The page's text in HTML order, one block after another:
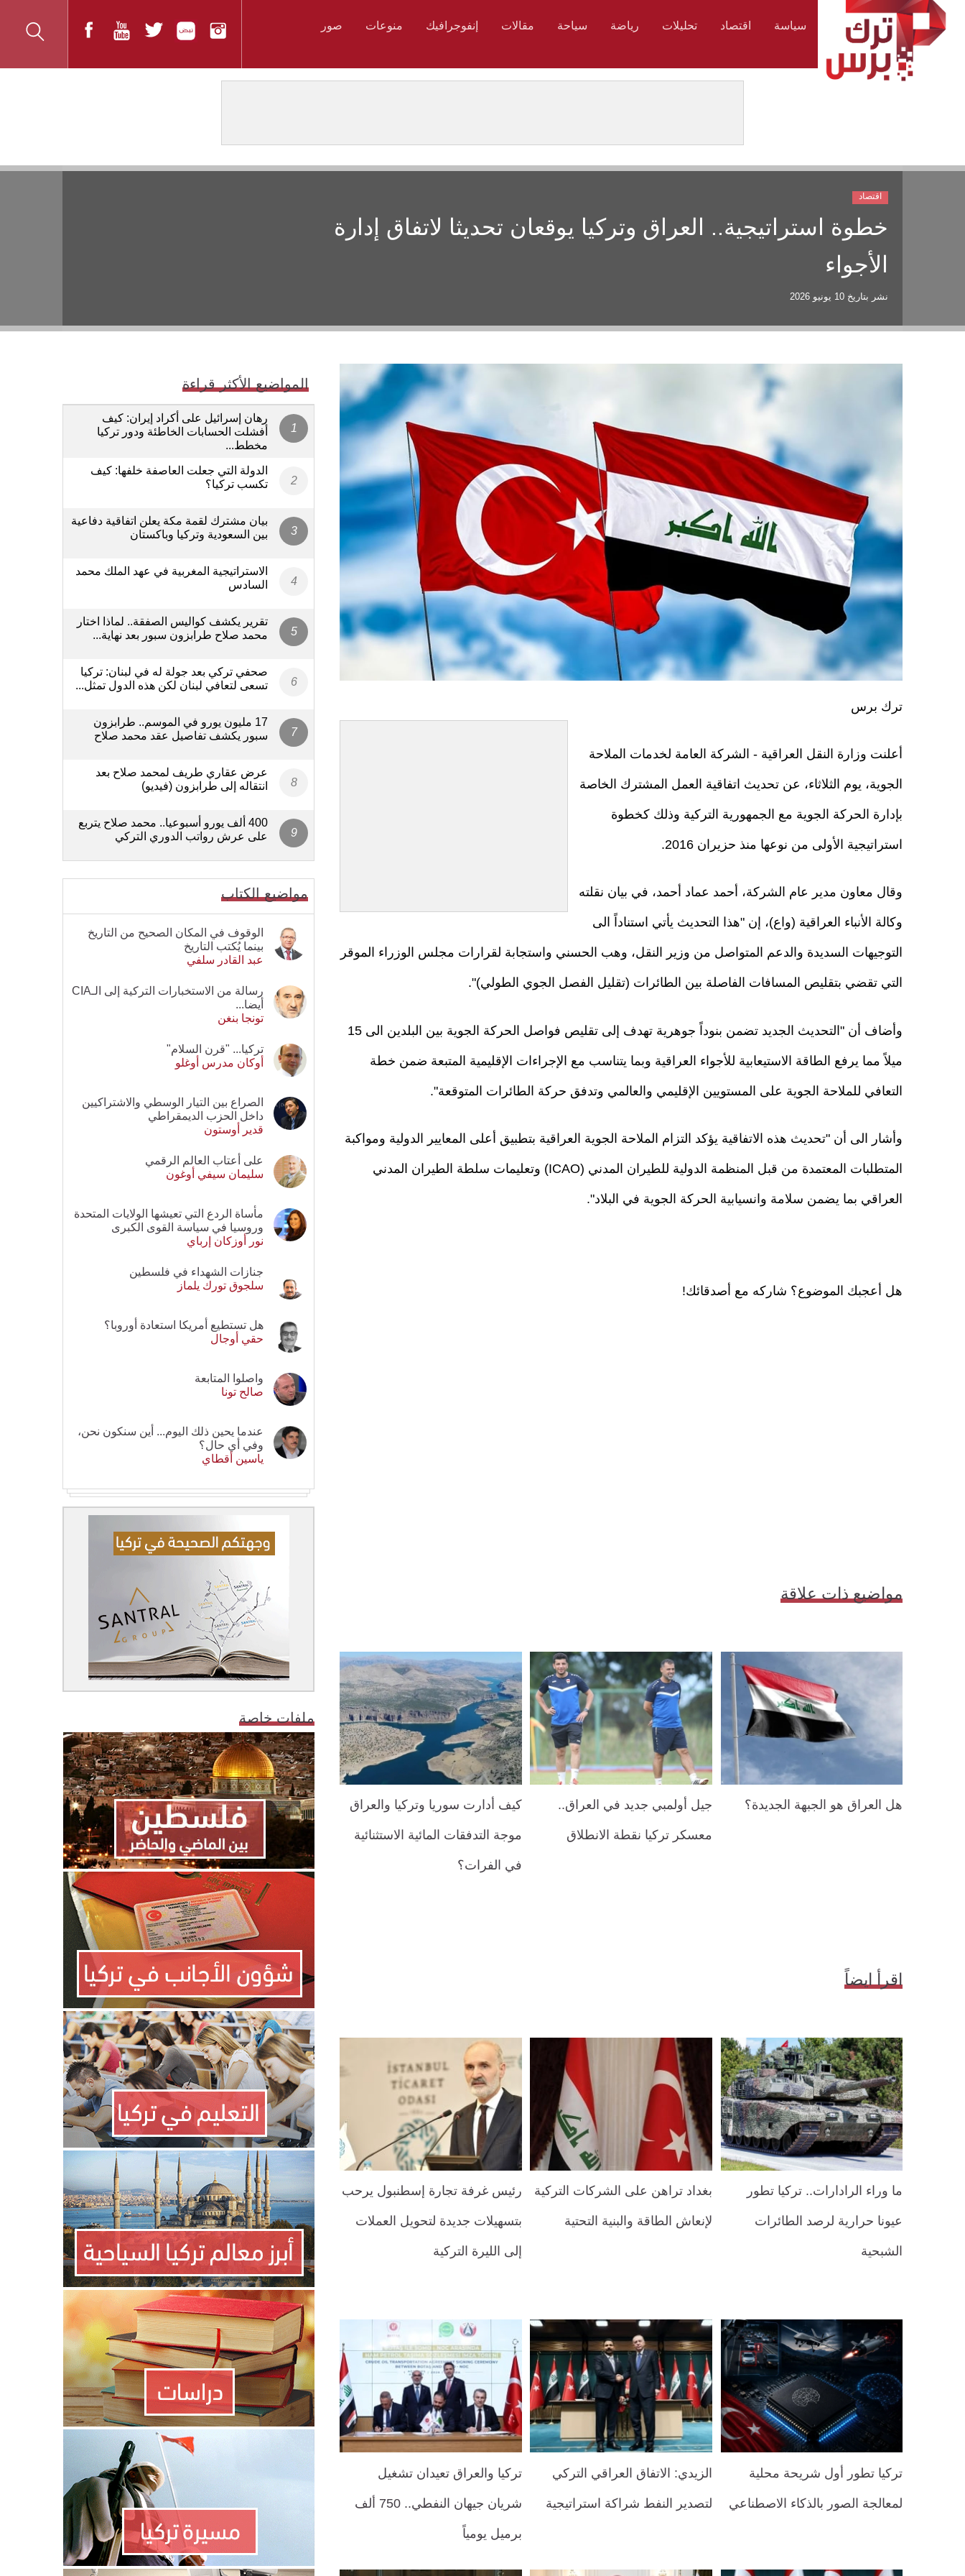
سياسة اقتصاد تحليلات رياضة سياحة مقالات إنفوجرافيك منوعات صور
خطوة استراتيجية.. العراق وتركيا يوقعان تحديثا لاتفاق إدارة
الأجواء
نشر بتاريخ 10 يونيو 2026
اقتصاد
ترك برس
أعلنت وزارة النقل العراقية - الشركة العامة لخدمات الملاحة
الجوية، يوم الثلاثاء، عن تحديث اتفاقية العمل المشترك الخاصة
بإدارة الحركة الجوية مع الجمهورية التركية وذلك كخطوة
استراتيجية الأولى من نوعها منذ حزيران 2016.
وقال معاون مدير عام الشركة، أحمد عماد أحمد، في بيان نقلته
وكالة الأنباء العراقية (واع)، إن "هذا التحديث يأتي استناداً الى
التوجيهات السديدة والدعم المتواصل من وزير النقل، وهب الحسني واستجابة لقرارات مجلس الوزراء الموقر
التي تقضي بتقليص المسافات الفاصلة بين الطائرات (تقليل الفصل الجوي الطولي)".
وأضاف أن "التحديث الجديد تضمن بنوداً جوهرية تهدف إلى تقليص فواصل الحركة الجوية بين البلدين الى 15
ميلاً مما يرفع الطاقة الاستيعابية للأجواء العراقية وبما يتناسب مع الإجراءات الإقليمية المتبعة ضمن خطة
التعافي للملاحة الجوية على المستويين الإقليمي والعالمي وتدفق حركة الطائرات المتوقعة".
وأشار الى أن "تحديث هذه الاتفاقية يؤكد التزام الملاحة الجوية العراقية بتطبيق أعلى المعايير الدولية ومواكبة
المتطلبات المعتمدة من قبل المنظمة الدولية للطيران المدني (ICAO) وتعليمات سلطة الطيران المدني
العراقي بما يضمن سلامة وانسيابية الحركة الجوية في البلاد".
هل أعجبك الموضوع؟ شاركه مع أصدقائك!
مواضيع ذات علاقة
هل العراق هو الجبهة الجديدة؟ جيل أولمبي جديد في العراق..
معسكر تركيا نقطة الانطلاق
كيف أدارت سوريا وتركيا والعراق
موجة التدفقات المائية الاستثنائية
في الفرات؟
اقرأ ايضاً
ما وراء الرادارات.. تركيا تطور
عيونا حرارية لرصد الطائرات
الشبحية
بغداد تراهن على الشركات التركية
لإنعاش الطاقة والبنية التحتية
رئيس غرفة تجارة إسطنبول يرحب
بتسهيلات جديدة لتحويل العملات
إلى الليرة التركية
تركيا تطور أول شريحة محلية
لمعالجة الصور بالذكاء الاصطناعي
الزيدي: الاتفاق العراقي التركي
لتصدير النفط شراكة استراتيجية
تركيا والعراق تعيدان تشغيل
شريان جيهان النفطي.. 750 ألف
برميل يومياً
المواضيع الأكثر قراءة
رهان إسرائيل على أكراد إيران: كيف
أفشلت الحسابات الخاطئة ودور تركيا
مخطط...
الدولة التي جعلت العاصفة خلفها: كيف
تكسب تركيا؟
بيان مشترك لقمة مكة يعلن اتفاقية دفاعية
بين السعودية وتركيا وباكستان
الاستراتيجية المغربية في عهد الملك محمد
السادس
تقرير يكشف كواليس الصفقة.. لماذا اختار
محمد صلاح طرابزون سبور بعد نهاية...
صحفي تركي بعد جولة له في لبنان: تركيا
تسعى لتعافي لبنان لكن هذه الدول تمثل...
17 مليون يورو في الموسم.. طرابزون
سبور يكشف تفاصيل عقد محمد صلاح
عرض عقاري طريف لمحمد صلاح بعد
انتقاله إلى طرابزون (فيديو)
400 ألف يورو أسبوعيا.. محمد صلاح يتربع
على عرش رواتب الدوري التركي
مواضيع الكتاب
الوقوف في المكان الصحيح من التاريخ
بينما يُكتب التاريخ
عبد القادر سلفي
رسالة من الاستخبارات التركية إلى الـCIA
أيضا...
تونجا بنغن
تركيا... "قرن السلام"
أوكان مدرس أوغلو
الصراع بين التيار الوسطي والاشتراكيين
داخل الحزب الديمقراطي
قدير أوستون
على أعتاب العالم الرقمي
سليمان سيفي أوغون
مأساة الردع التي تعيشها الولايات المتحدة
وروسيا في سياسة القوى الكبرى
نور أوزكان إرباي
جنازات الشهداء في فلسطين
سلجوق تورك يلماز
هل تستطيع أمريكا استعادة أوروبا؟
حقي أوجال
واصلوا المتابعة
صالح تونا
عندما يحين ذلك اليوم... أين سنكون نحن،
وفي أي حال؟
ياسين أقطاي
ملفات خاصة